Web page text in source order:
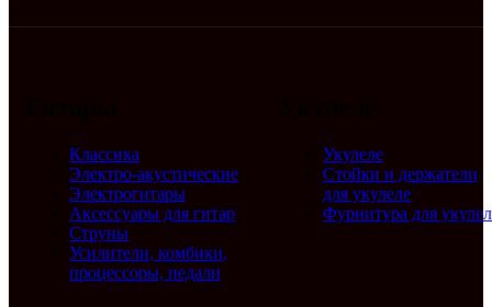
Классика
Электро-акустические
Электрогитары
Аксессуары для гитар
Струны
Усилители, комбики,
процессоры, педали
Укулеле
Стойки и держатели
для укулеле
Фурнитура для